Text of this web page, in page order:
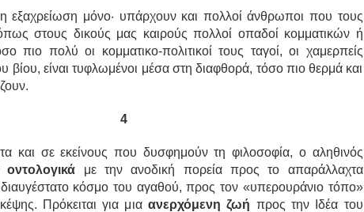
εξαχρείωση μόνο· υπάρχουν και πολλοί άνθρωποι που τους
στους δικούς μας καιρούς πολλοί οπαδοί κομματικών ή
πιο πολύ οι κομματικο-πολιτικοί τους ταγοί, οι χαμερπείς
βίου, είναι τυφλωμένοι μέσα στη διαφθορά, τόσο πιο θερμά και
4
και σε εκείνους που δυσφημούν τη φιλοσοφία, ο αληθινός
οντολογικά με την ανοδική πορεία προς το απαράλλαχτα
κόσμο του αγαθού, προς τον «υπερουράνιο τόπο»
Πρόκειται για μια ανερχόμενη ζωή προς την Ιδέα του